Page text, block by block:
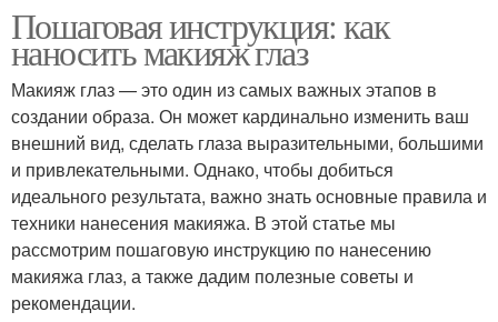
Серые глаза Тени для глаз
Макияж на карие глаза Карандаш для глаз
Глаз для карих глаз С карие глаза
Пошаговая инструкция: как
наносить макияж глаз
Макияж глаз — это один из самых важных этапов в
создании образа. Он может кардинально изменить ваш
внешний вид, сделать глаза выразительными, большими
и привлекательными. Однако, чтобы добиться
идеального результата, важно знать основные правила и
техники нанесения макияжа. В этой статье мы
рассмотрим пошаговую инструкцию по нанесению
макияжа глаз, а также дадим полезные советы и
рекомендации.